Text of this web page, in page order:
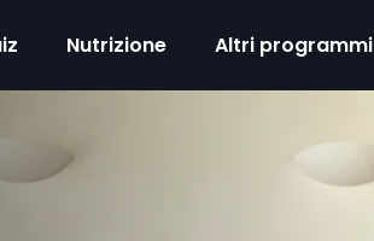
Nutrizione Altri programmi